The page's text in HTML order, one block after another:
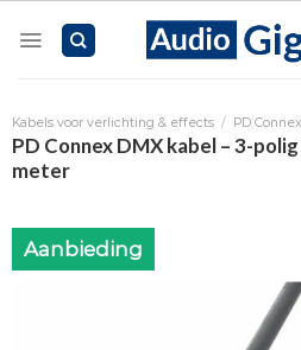
Kabels voor verlichting & effects / PD
PD Connex DMX kabel – 3-
meter
Aanbieding